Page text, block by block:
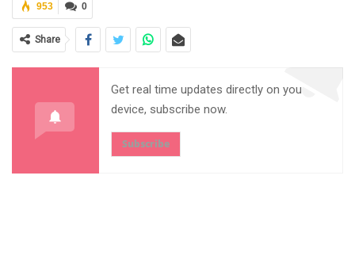
0
953
Share
Get real time updates directly on you
device, subscribe now.
Subscribe